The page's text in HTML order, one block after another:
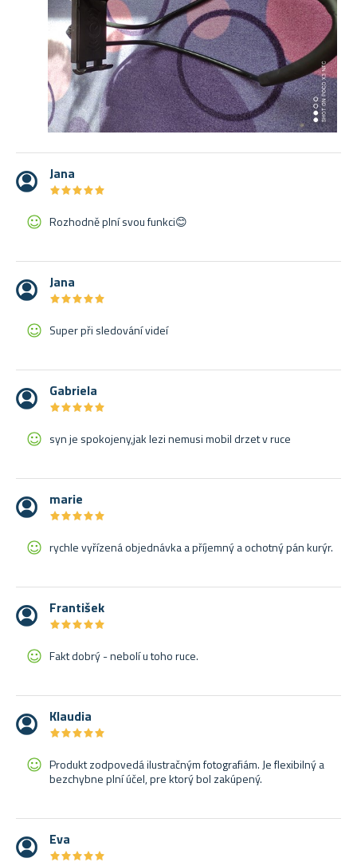
Jana
★★★★★
★★★★★
Rozhodně plní svou funkci😊
Jana
★★★★★
★★★★★
Super při sledování videí
Gabriela
★★★★★
★★★★★
syn je spokojeny,jak lezi nemusi mobil drzet v ruce
marie
★★★★★
★★★★★
rychle vyřízená objednávka a příjemný a ochotný pán kurýr.
František
★★★★★
★★★★★
Fakt dobrý - nebolí u toho ruce.
Klaudia
★★★★★
★★★★★
Produkt zodpovedá ilustračným fotografiám. Je flexibilný a
bezchybne plní účel, pre ktorý bol zakúpený.
Eva
★★★★★
★★★★★